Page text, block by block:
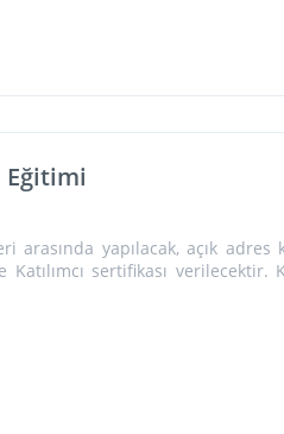
yapılacak, açık adres
sertifikası verilecektir.